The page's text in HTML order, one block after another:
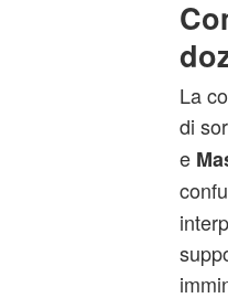
La
di
e